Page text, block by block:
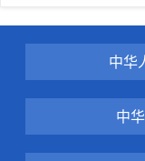
中华
中